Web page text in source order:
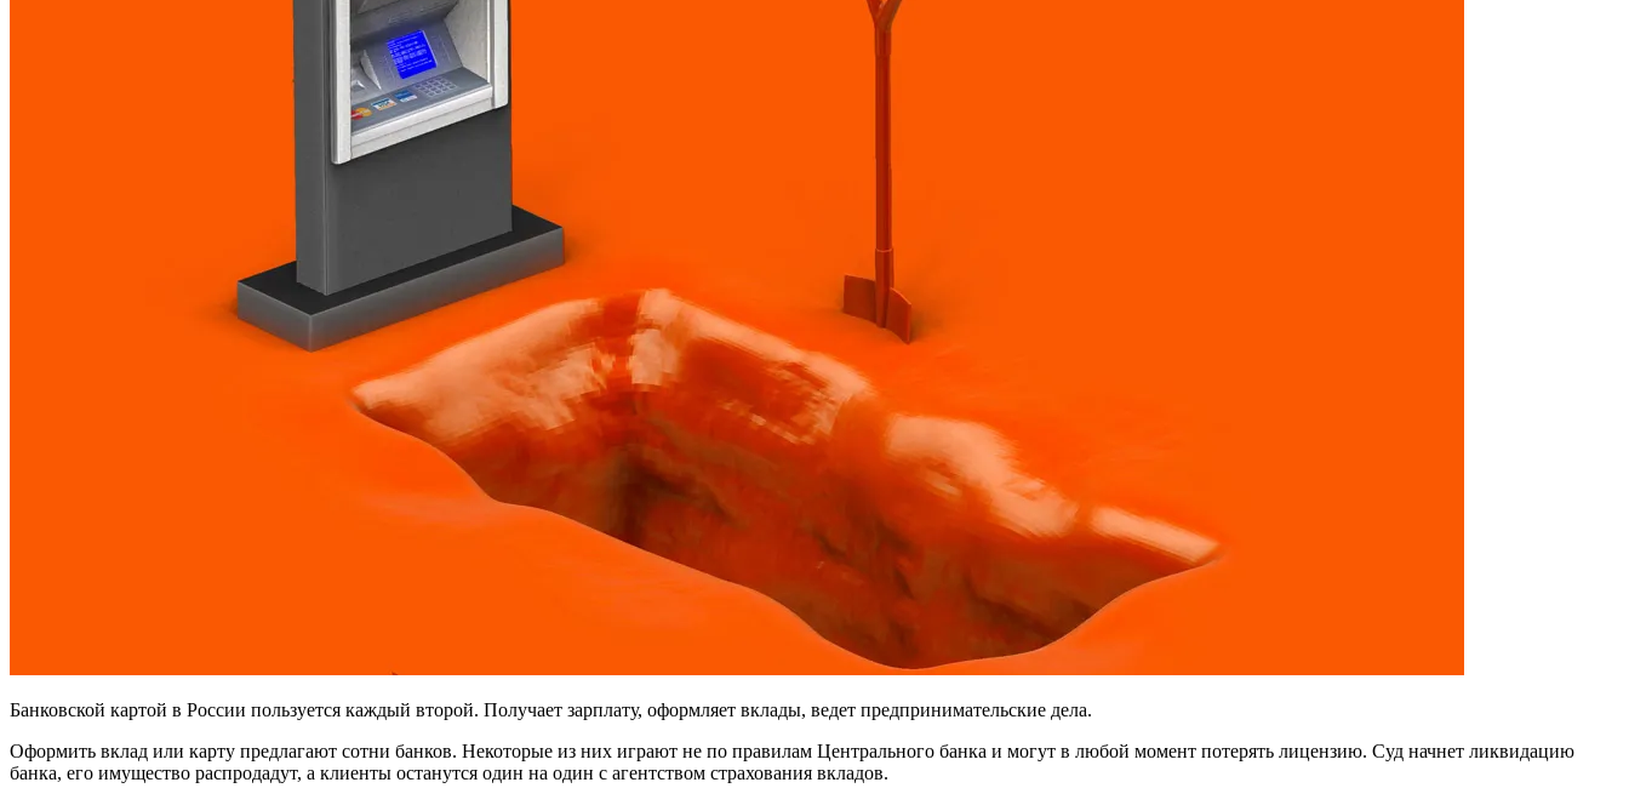
Банковской картой в России пользуется каждый второй. Получает зарплату, оформляет вклады, ведет предпринимательские дела.
Оформить вклад или карту предлагают сотни банков. Некоторые из них играют не по правилам Центрального банка и могут в любой момент потерять лицензию. Суд начнет ликвидацию
банка, его имущество распродадут, а клиенты останутся один на один с агентством страхования вкладов.